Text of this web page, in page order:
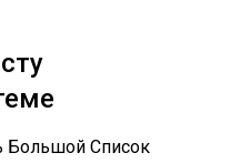
Большой Список